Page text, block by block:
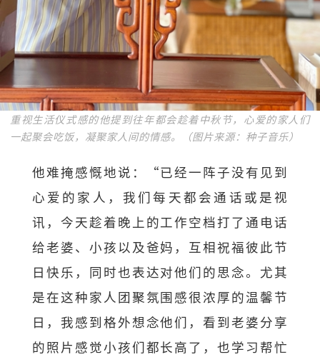
重视生活仪式感的他提到往年都会趁着中秋节，心爱的家人们
一起聚会吃饭，凝聚家人间的情感。（图片来源：种子音乐）
他难掩感慨地说：“已经一阵子没有见到
心爱的家人，我们每天都会通话或是视
讯，今天趁着晚上的工作空档打了通电话
给老婆、小孩以及爸妈，互相祝福彼此节
日快乐，同时也表达对他们的思念。尤其
是在这种家人团聚氛围感很浓厚的温馨节
日，我感到格外想念他们，看到老婆分享
的照片感觉小孩们都长高了，也学习帮忙